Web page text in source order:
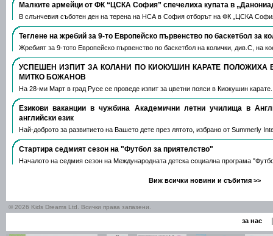
Малките армейци от ФК “ЦСКА София” спечелиха купата в
В слънчевия съботен ден на терена на НСА в София отборът на ФК „ЦСКА
Теглене на жребий за 9-то Европейско първенство по баскетбол за
Жребият за 9-тото Европейско първенство по баскетбол на колички, див.С, на
УСПЕШЕН ИЗПИТ ЗА КОЛАНИ ПО КИОКУШИН КАРАТЕ ПОЛОЖИХА
МИТКО БОЖАНОВ
На 28-ми Март в град Русе се проведе изпит за цветни пояси в Киокушин
Езикови ваканции​ в чужбина Академични летни училища в
английски език
Най-доброто за развитието на Вашето дете през лятото, избрано от Summerly
Стартира седмият сезон на "Футбол за приятелство"
Началото на седмия сезон на Международната детска социална програма
Виж всички новини и събития >>
© 2026 Kids Dreams Ltd. Всички права запазени.
за нас